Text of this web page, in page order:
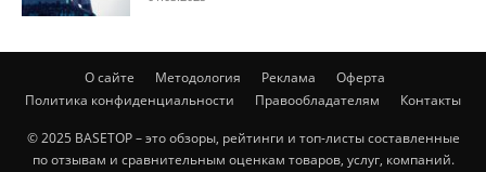
О сайте Методология Реклама
Оферта
Политика конфиденциальности
Правообладателям Контакты
© 2025 BASETOP – это обзоры, рейтинги и топ-листы составленные
по отзывам и сравнительным оценкам товаров, услуг, компаний.